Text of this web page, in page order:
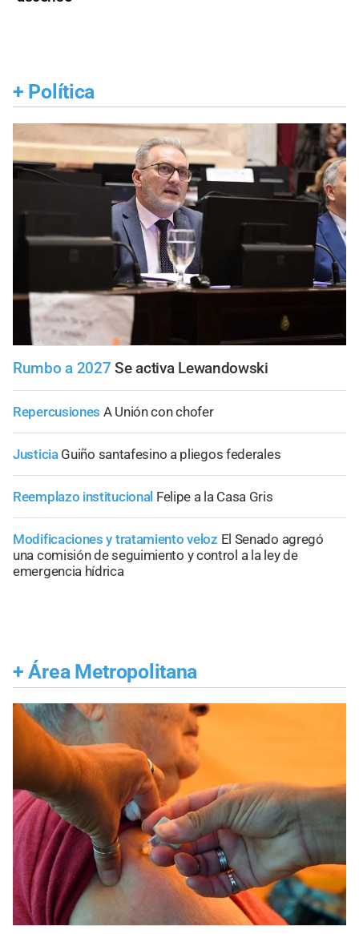
+ Política
Rumbo a 2027 Se activa Lewandowski
Repercusiones A Unión con chofer
Justicia Guiño santafesino a pliegos federales
Reemplazo institucional Felipe a la Casa Gris
Modificaciones y tratamiento veloz El Senado agregó
una comisión de seguimiento y control a la ley de
emergencia hídrica
+ Área Metropolitana